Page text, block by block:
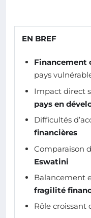
EN BREF
Financement
pays
Impact direct
pays en
Difficultés
financières
Comparaison
Eswatini
Balancement
fragilité
Rôle croissant